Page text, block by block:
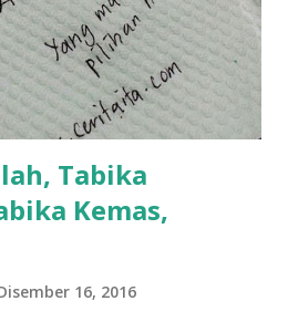
kakak husna... yang abg
pada shah la pulak.. tapi
nak ummi pimpin... ajer rebeh
Tabika
Kemas,
16, 2016